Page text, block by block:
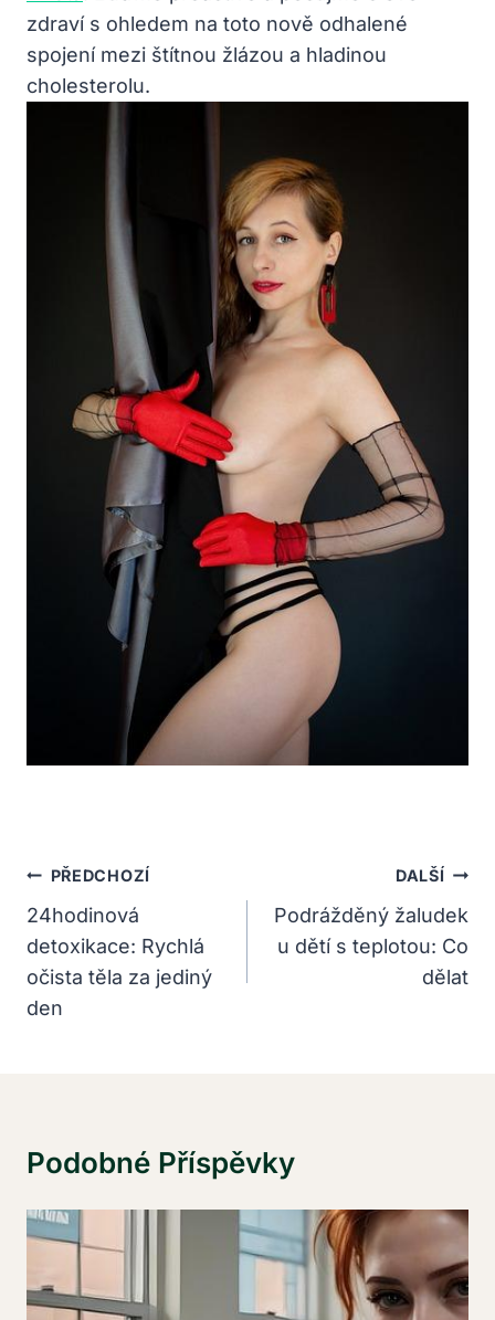
zdraví s ohledem na toto nově odhalené
spojení mezi štítnou žlázou a hladinou
cholesterolu.
Navigace
Pro
Příspěvek
PŘEDCHOZÍ
24hodinová
detoxikace: Rychlá
očista těla za jediný
den
DALŠÍ
Podrážděný žaludek
u dětí s teplotou: Co
dělat
Podobné Příspěvky